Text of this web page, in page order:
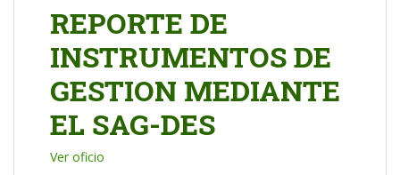
REPORTE DE
INSTRUMENTOS DE
GESTION MEDIANTE
EL SAG-DES
Ver oficio